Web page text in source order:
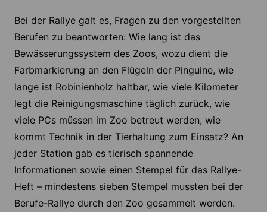
Bei der Rallye galt es, Fragen zu den vorgestellten
Berufen zu beantworten: Wie lang ist das
Bewässerungssystem des Zoos, wozu dient die
Farbmarkierung an den Flügeln der Pinguine, wie
lange ist Robinienholz haltbar, wie viele Kilometer
legt die Reinigungsmaschine täglich zurück, wie
viele PCs müssen im Zoo betreut werden, wie
kommt Technik in der Tierhaltung zum Einsatz? An
jeder Station gab es tierisch spannende
Informationen sowie einen Stempel für das Rallye-
Heft – mindestens sieben Stempel mussten bei der
Berufe-Rallye durch den Zoo gesammelt werden.